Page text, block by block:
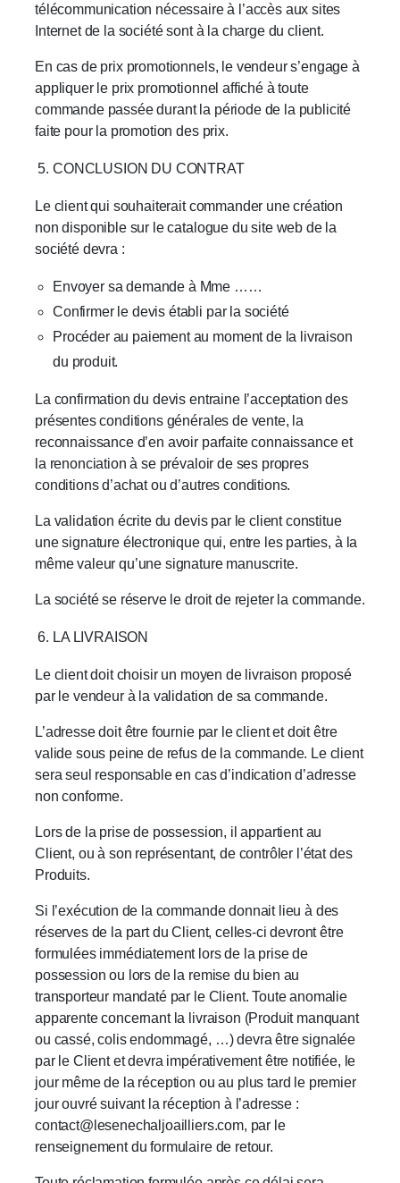
télécommunication nécessaire à l’accès aux sites
Internet de la société sont à la charge du client.
En cas de prix promotionnels, le vendeur s’engage à
appliquer le prix promotionnel affiché à toute
commande passée durant la période de la publicité
faite pour la promotion des prix.
CONCLUSION DU CONTRAT
Le client qui souhaiterait commander une création
non disponible sur le catalogue du site web de la
société devra :
Envoyer sa demande à Mme ……
Confirmer le devis établi par la société
Procéder au paiement au moment de la livraison
du produit.
La confirmation du devis entraine l’acceptation des
présentes conditions générales de vente, la
reconnaissance d’en avoir parfaite connaissance et
la renonciation à se prévaloir de ses propres
conditions d’achat ou d’autres conditions.
La validation écrite du devis par le client constitue
une signature électronique qui, entre les parties, à la
même valeur qu’une signature manuscrite.
La société se réserve le droit de rejeter la commande.
LA LIVRAISON
Le client doit choisir un moyen de livraison proposé
par le vendeur à la validation de sa commande.
L’adresse doit être fournie par le client et doit être
valide sous peine de refus de la commande. Le client
sera seul responsable en cas d’indication d’adresse
non conforme.
Lors de la prise de possession, il appartient au
Client, ou à son représentant, de contrôler l’état des
Produits.
Si l’exécution de la commande donnait lieu à des
réserves de la part du Client, celles-ci devront être
formulées immédiatement lors de la prise de
possession ou lors de la remise du bien au
transporteur mandaté par le Client. Toute anomalie
apparente concernant la livraison (Produit manquant
ou cassé, colis endommagé, …) devra être signalée
par le Client et devra impérativement être notifiée, le
jour même de la réception ou au plus tard le premier
jour ouvré suivant la réception à l’adresse :
contact@lesenechaljoailliers.com, par le
renseignement du formulaire de retour.